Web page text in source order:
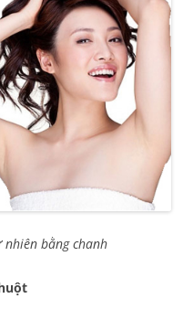
bằng chanh